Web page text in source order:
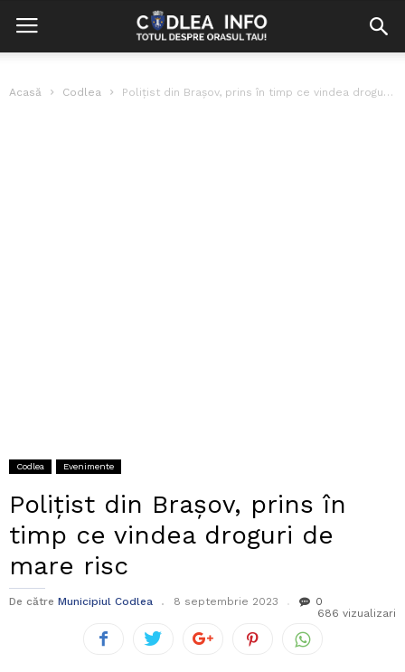
Acasă Codlea Polițist din Brașov, prins în timp ce vindea droguri de mare risc
Codlea Evenimente
Polițist din Brașov, prins în
timp ce vindea droguri de
mare risc
De către Municipiul Codlea 8 septembrie 2023
0
686 vizualizari